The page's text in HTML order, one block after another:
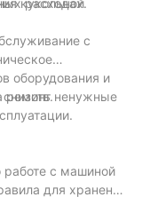
с
оборудования и
ремонт. ненужные
работе с машиной
для хранения